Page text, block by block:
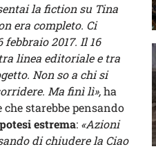
la fiction su Tina
era completo. Ci
2017. Il 16
linea editoriale e tra
Non so a chi si
Ma finì lì»,ha
starebbe pensando
estrema: «Azioni
di chiudere la Ciao